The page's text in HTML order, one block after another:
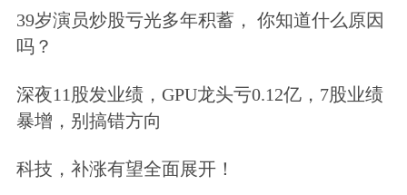
责任。用户个人对服务的使用承担风
保。
新客立享多重专业炒股工具，助您高效
39岁演员炒股亏光多年积蓄， 你知道什么原因
吗？
深夜11股发业绩，GPU龙头亏0.12亿，7股业绩
暴增，别搞错方向
科技，补涨有望全面展开！